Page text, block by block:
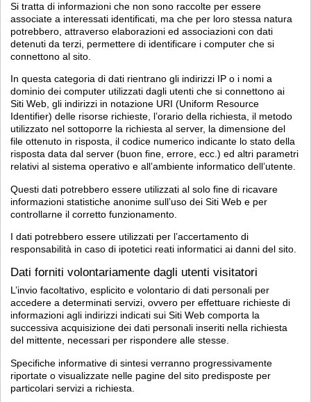
Si tratta di informazioni che non sono raccolte per essere
associate a interessati identificati, ma che per loro stessa natura
potrebbero, attraverso elaborazioni ed associazioni con dati
detenuti da terzi, permettere di identificare i computer che si
connettono al sito.
In questa categoria di dati rientrano gli indirizzi IP o i nomi a
dominio dei computer utilizzati dagli utenti che si connettono ai
Siti Web, gli indirizzi in notazione URI (Uniform Resource
Identifier) delle risorse richieste, l’orario della richiesta, il metodo
utilizzato nel sottoporre la richiesta al server, la dimensione del
file ottenuto in risposta, il codice numerico indicante lo stato della
risposta data dal server (buon fine, errore, ecc.) ed altri parametri
relativi al sistema operativo e all’ambiente informatico dell’utente.
Questi dati potrebbero essere utilizzati al solo fine di ricavare
informazioni statistiche anonime sull’uso dei Siti Web e per
controllarne il corretto funzionamento.
I dati potrebbero essere utilizzati per l’accertamento di
responsabilità in caso di ipotetici reati informatici ai danni del sito.
Dati forniti volontariamente dagli utenti visitatori
L’invio facoltativo, esplicito e volontario di dati personali per
accedere a determinati servizi, ovvero per effettuare richieste di
informazioni agli indirizzi indicati sui Siti Web comporta la
successiva acquisizione dei dati personali inseriti nella richiesta
del mittente, necessari per rispondere alle stesse.
Specifiche informative di sintesi verranno progressivamente
riportate o visualizzate nelle pagine del sito predisposte per
particolari servizi a richiesta.